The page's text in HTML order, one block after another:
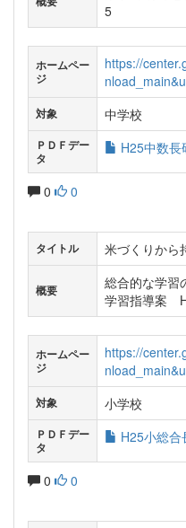
5
ホームペー
ジ
https://
対象 中学校
ＰＤＦデー
タ
H25中数
0 0
タイトル 米づくりから
概要
総合的な学
学習指導案
ホームペー
ジ
https://
対象 小学校
ＰＤＦデー
タ
H25小総
0 0